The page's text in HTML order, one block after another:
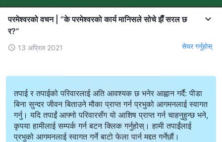
परमेश्‍वरको वचन | “के परमेश्‍वरको कार्य मानिसले सोचे झैँ सरल छ
र?”
13 अप्रिल 2021 सेयर गर्नुहोस्
तपाई र तपाईको परिवारलाई अति आवश्यक छ भनेर आह्वान गर्दै: पीडा
बिना सुन्दर जीवन बिताउने मौका प्राप्त गर्न प्रभुको आगमनलाई स्वागत
गर्नु। यदि तपाईं आफ्नो परिवारसँग यो आशिष प्राप्त गर्न चाहनुहुन्छ भने,
कृपया हामीलाई सम्पर्क गर्न बटन क्लिक गर्नुहोस्। हामी तपाईंलाई
प्रभुको आगमनलाई स्वागत गर्ने बाटो फेला पार्न मद्दत गर्नेछौं।